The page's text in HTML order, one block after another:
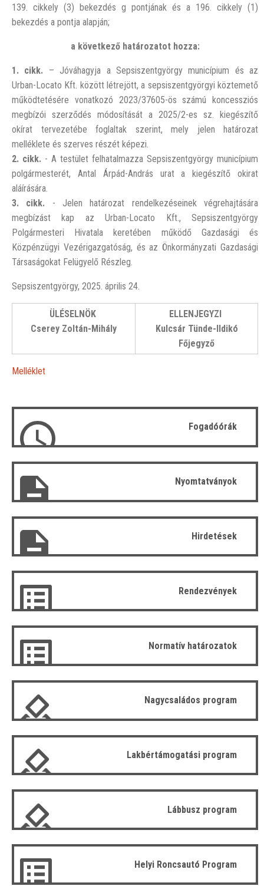
139. cikkely (3) bekezdés g pontjának és a 196. cikkely (1)
bekezdés a pontja alapján;
a következő határozatot hozza:
1. cikk. – Jóváhagyja a Sepsiszentgyörgy municípium és az
Urban-Locato Kft. között létrejött, a sepsiszentgyörgyi köztemető
működtetésére vonatkozó 2023/37605-ös számú koncessziós
megbízói szerződés módosítását a 2025/2-es sz. kiegészítő
okírat tervezetébe foglaltak szerint, mely jelen határozat
melléklete és szerves részét képezi.
2. cikk. - A testület felhatalmazza Sepsiszentgyörgy municípium
polgármesterét, Antal Árpád-András urat a kiegészítő okirat
aláírására.
3. cikk. - Jelen határozat rendelkezéseinek végrehajtására
megbízást kap az Urban-Locato Kft., Sepsiszentgyörgy
Polgármesteri Hivatala keretében működő Gazdasági és
Közpénzügyi Vezérigazgatóság, és az Önkormányzati Gazdasági
Társaságokat Felügyelő Részleg.
Sepsiszentgyörgy, 2025. április 24.
ÜLÉSELNÖK
Cserey Zoltán-Mihály
ELLENJEGYZI
Kulcsár Tünde-Ildikó
Főjegyző
Melléklet
Fogadóórák
Nyomtatványok
Hirdetések
Rendezvények
Normatív határozatok
Nagycsaládos program
Lakbértámogatási program
Lábbusz program
Helyi Roncsautó Program